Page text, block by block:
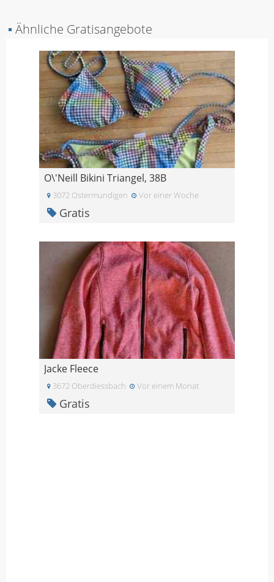
▪ Ähnliche Gratisangebote
O\'Neill Bikini Triangel, 38B
3072 Ostermundigen Vor einer Woche
Gratis
Jacke Fleece
3672 Oberdiessbach Vor einem Monat
Gratis